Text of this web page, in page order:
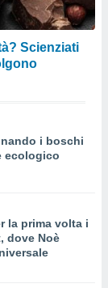
Scienziati
i boschi
ecologico
la prima volta i
dove Noè